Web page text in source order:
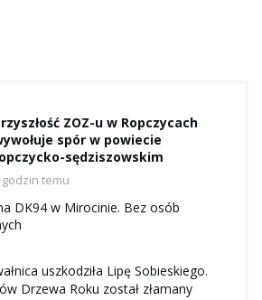
ZOZ-u w Ropczycach
spór w powiecie
sędziszowskim
godzin temu
DK94 w Mirocinie. Bez osób
uszkodziła Lipę Sobieskiego.
Drzewa Roku został złamany